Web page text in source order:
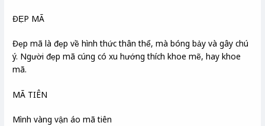
ĐẸP MÃ
Đẹp mã là đẹp về hình thức thân thể, mà bóng bảy và gây chú
ý. Người đẹp mã cúng có xu hướng thích khoe mẽ, hay khoe
mã.
MÃ TIÊN
Mình vàng vận áo mã tiên